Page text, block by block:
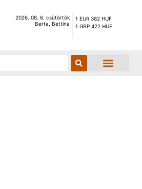
2026. 08. 6. csütörtök
Berta, Bettina
1 EUR 362 HUF
1 GBP 422 HUF